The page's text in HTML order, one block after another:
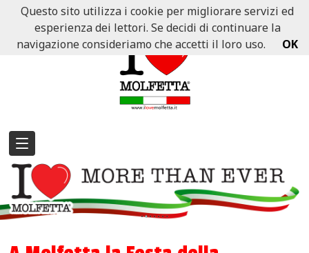
Questo sito utilizza i cookie per migliorare servizi ed
esperienza dei lettori. Se decidi di continuare la
navigazione consideriamo che accetti il loro uso.
OK